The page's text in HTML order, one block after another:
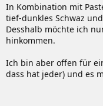
In Kombination mit
tief-dunkles Schwaz
Desshalb möchte ich
hinkommen.
Ich bin aber offen für
dass hat jeder) und es